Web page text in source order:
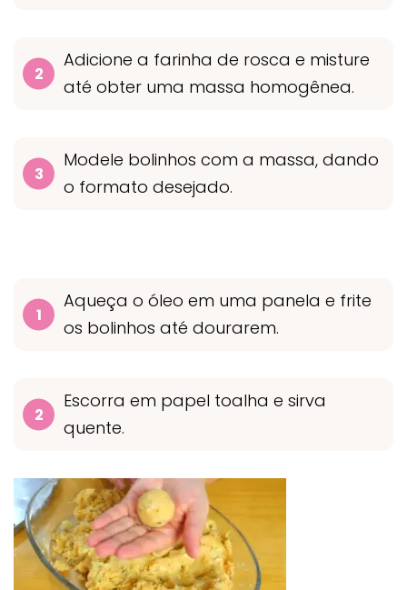
Adicione a farinha de rosca e misture
até obter uma massa homogênea.
Modele bolinhos com a massa, dando
o formato desejado.
Aqueça o óleo em uma panela e frite
os bolinhos até dourarem.
Escorra em papel toalha e sirva
quente.